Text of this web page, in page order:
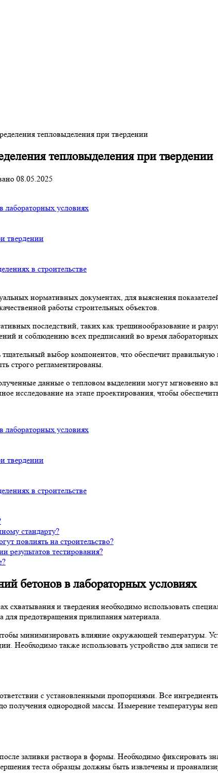
тепловыделения при твердении
тепловыделения при твердении
08.05.2025
лабораторных условиях
твердении
в строительстве
нормативных документах, для выяснения
работы строительных объектов.
последствий, таких как трещинообразование и
и соблюдению всех предписаний во время
тщательный выбор компонентов, что обеспечит
строго регламентированы.
данные о тепловом выделении могут мгновенно
исследование на этапе проектирования, чтобы
лабораторных условиях
твердении
в строительстве
стандарту?
повлиять на строительство?
результатов тестирования?
бетонов в лабораторных условиях
схватывания и твердения необходимо использовать
предотвращения прилипания материала.
минимизировать влияние окружающей температуры.
Необходимо также использовать устройство для
с установленными пропорциями. Все
получения однородной массы. Измерение температуры
заливки раствора в формы. Необходимо фиксировать
теста образцы должны быть извлечены и